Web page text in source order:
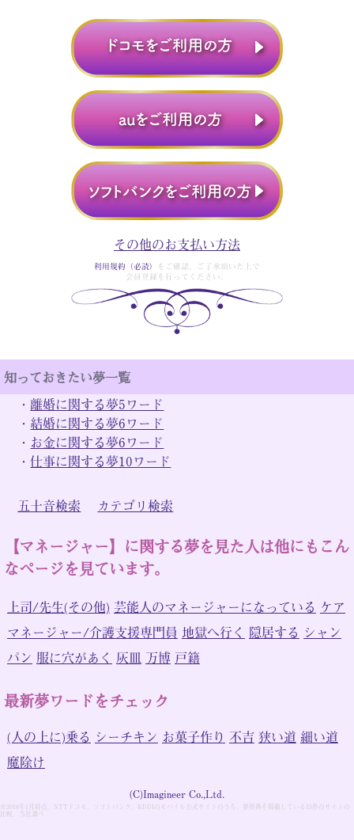
その他のお支払い方法
利用規約（必読）
をご確認、ご了承頂いた上で
会員登録を行ってください。
知っておきたい夢一覧
・ 離婚に関する夢5ワード
・ 結婚に関する夢6ワード
・ お金に関する夢6ワード
・仕事に関する夢10ワード
五十音検索 カテゴリ検索
【マネージャー】に関する夢を見た人は他にもこん
なページを見ています。
上司/先生(その他) 芸能人のマネージャーになっている ケア
マネージャー/介護支援専門員 地獄へ行く 隠居する シャン
パン 服に穴があく 灰皿 万博 戸籍
最新夢ワードをチェック
(人の上に)乗る シーチキン お菓子作り 不吉 狭い道 細い道
魔除け
(C)Imagineer Co.,Ltd.
※2018年1月時点。NTTドコモ、ソフトバンク、KDDIのモバイル公式サイトのうち、夢辞典を掲載している15件のサイトの
比較。当社調べ